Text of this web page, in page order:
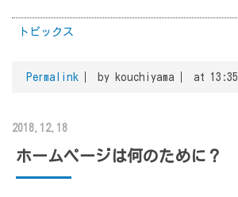
トピックス
Permalink by kouchiyama at 13:35
2018.12.18
ホームページは何のために？